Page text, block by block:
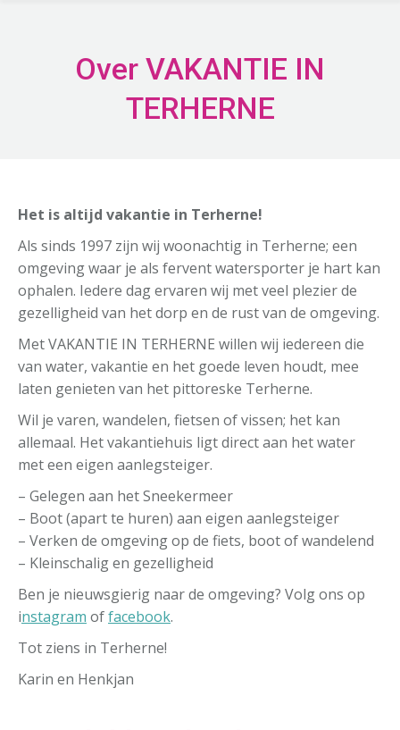
Over VAKANTIE IN
TERHERNE
Het is altijd vakantie in Terherne!
Als sinds 1997 zijn wij woonachtig in Terherne; een
omgeving waar je als fervent watersporter je hart kan
ophalen. Iedere dag ervaren wij met veel plezier de
gezelligheid van het dorp en de rust van de omgeving.
Met VAKANTIE IN TERHERNE willen wij iedereen die
van water, vakantie en het goede leven houdt, mee
laten genieten van het pittoreske Terherne.
Wil je varen, wandelen, fietsen of vissen; het kan
allemaal. Het vakantiehuis ligt direct aan het water
met een eigen aanlegsteiger.
– Gelegen aan het Sneekermeer
– Boot (apart te huren) aan eigen aanlegsteiger
– Verken de omgeving op de fiets, boot of wandelend
– Kleinschalig en gezelligheid
Ben je nieuwsgierig naar de omgeving? Volg ons op
instagram offacebook.
Tot ziens in Terherne!
Karin en Henkjan